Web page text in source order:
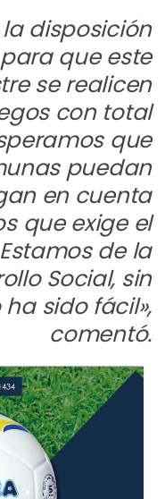
disposición
que este
se realicen
con total
que
puedan
en cuenta
que exige el
de la
Social, sin
sido fácil»,
comentó.